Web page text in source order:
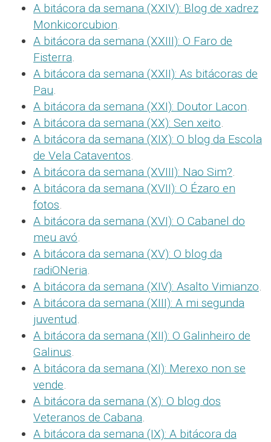
A bitácora da semana (XXIV): Blog de xadrez
Monkicorcubion.
A bitácora da semana (XXIII): O Faro de
Fisterra.
A bitácora da semana (XXII): As bitácoras de
Pau.
A bitácora da semana (XXI): Doutor Lacon.
A bitácora da semana (XX): Sen xeito.
A bitácora da semana (XIX): O blog da Escola
de Vela Cataventos.
A bitácora da semana (XVIII): Nao Sim?.
A bitácora da semana (XVII): O Ézaro en
fotos.
A bitácora da semana (XVI): O Cabanel do
meu avó.
A bitácora da semana (XV): O blog da
radiONeria.
A bitácora da semana (XIV): Asalto Vimianzo.
A bitácora da semana (XIII): A mi segunda
juventud.
A bitácora da semana (XII): O Galinheiro de
Galinus.
A bitácora da semana (XI): Merexo non se
vende.
A bitácora da semana (X): O blog dos
Veteranos de Cabana.
A bitácora da semana (IX): A bitácora da